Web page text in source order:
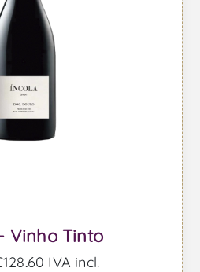
Vinho Tinto
IVA incl.